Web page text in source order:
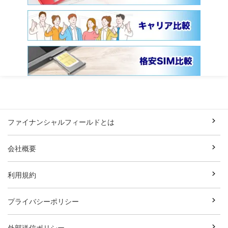
ファイナンシャルフィールドとは
会社概要
利用規約
プライバシーポリシー